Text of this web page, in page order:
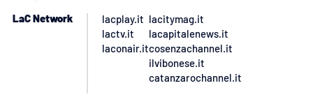
LaC Network
lacplay.it
lactv.it
laconair.it
lacitymag.it
lacapitalenews.it
cosenzachannel.it
ilvibonese.it
catanzarochannel.it